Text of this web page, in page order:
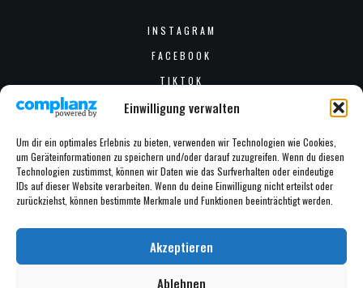
Einwilligung verwalten
Um dir ein optimales Erlebnis zu bieten, verwenden wir Technologien wie Cookies,
um Geräteinformationen zu speichern und/oder darauf zuzugreifen. Wenn du diesen
Technologien zustimmst, können wir Daten wie das Surfverhalten oder eindeutige
IDs auf dieser Website verarbeiten. Wenn du deine Einwilligung nicht erteilst oder
zurückziehst, können bestimmte Merkmale und Funktionen beeinträchtigt werden.
Akzeptieren
Ablehnen
INSTAGRAM
FACEBOOK
TIKTOK
INFO@SCHULTZUNDKOENIG.DE
+49 - 2234 - 999 999 9
ERNST-HEINRICH-GEIST-STR. 26-28 - 50226 FRECHEN
© COPYRIGHT 2025 SCHULTZ UND KÖNIG GMBH.